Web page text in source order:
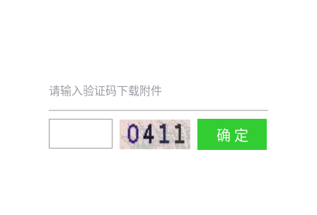
请输入验证码下载附件